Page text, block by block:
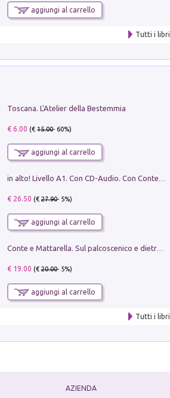
aggiungi al carrello
Tutti i libri
Toscana. L'Atelier della Bestemmia
€ 6.00 (€15.00- 60%)
aggiungi al carrello
€ 26.50 (€27.90- 5%)
aggiungi al carrello
Conte e Mattarella. Sul palcoscenico e dietro le quinte del Quirinale. Un racconto sulle istituzioni
€ 19.00 (€20.00- 5%)
aggiungi al carrello
Tutti i libri
AZIENDA